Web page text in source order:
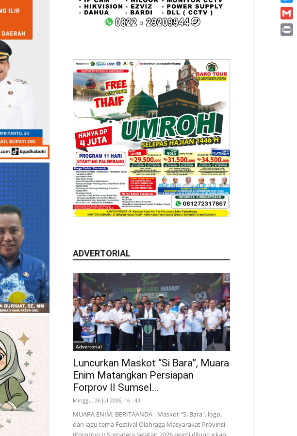
ADVERTORIAL
Advertorial
Luncurkan Maskot “Si Bara”, Muara
Enim Matangkan Persiapan
Forprov II Sumsel...
Minggu, 26 Jul 2026, 16 : 43
MUARA ENIM, BERITAANDA - Maskot "Si Bara", logo,
dan lagu tema Festival Olahraga Masyarakat Provinsi